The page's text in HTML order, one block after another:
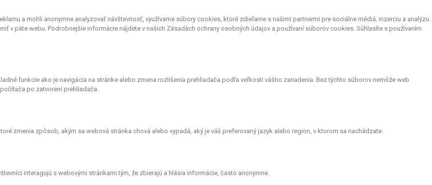
a mohli anonymne analyzovať návštevnosť, využívame súbory cookies, ktoré zdieľame s našimi partnermi pre sociálne médiá, inzerciu a analýzu.
v päte webu. Podrobnejšie informácie nájdete v našich Zásadách ochrany osobných údajov a používaní súborov cookies. Súhlasíte s používaním
funkcie ako je navigácia na stránke alebo zmena rozlišenia prehliadača podľa veľkosti vášho zariadenia. Bez týchto súborov nemôže web
po zatvorení prehliadača.
zmenia zpôsob, akým sa webová stránka chová alebo vypadá, aký je váš preferovaný jazyk alebo region, v ktorom sa nachádzate.
interagujú s webovými stránkami tým, že zbierajú a hlásia informácie, často anonymne.